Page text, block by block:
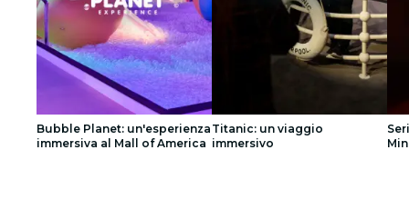
Seoul
Tour città
Concerti
Ristoranti
Bubble Planet: un'esperienza
immersiva al Mall of America
Titanic: un viaggio
immersivo